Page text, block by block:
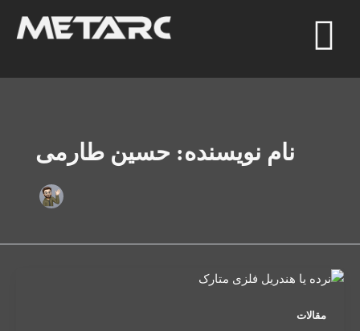
نام نویسنده: حسین طارمی
مقالات